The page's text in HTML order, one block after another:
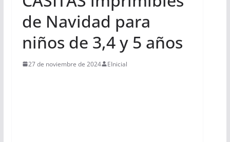
de Navidad para
niños de 3,4 y 5 años
27 de noviembre de 2024 EInicial